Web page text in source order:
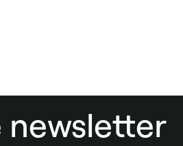
newsletter